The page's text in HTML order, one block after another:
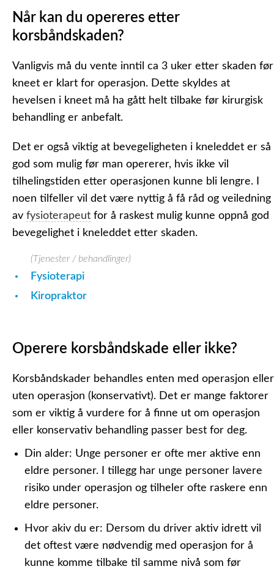
Når kan du opereres etter
korsbåndskaden?
Vanligvis må du vente inntil ca 3 uker etter skaden før
kneet er klart for operasjon. Dette skyldes at
hevelsen i kneet må ha gått helt tilbake før kirurgisk
behandling er anbefalt.
Det er også viktig at bevegeligheten i kneleddet er så
god som mulig før man opererer, hvis ikke vil
tilhelingstiden etter operasjonen kunne bli lengre. I
noen tilfeller vil det være nyttig å få råd og veiledning
av fysioterapeut for å raskest mulig kunne oppnå god
bevegelighet i kneleddet etter skaden.
(Tjenester / behandlinger)
Fysioterapi
Kiropraktor
Operere korsbåndskade eller ikke?
Korsbåndskader behandles enten med operasjon eller
uten operasjon (konservativt). Det er mange faktorer
som er viktig å vurdere for å finne ut om operasjon
eller konservativ behandling passer best for deg.
Din alder: Unge personer er ofte mer aktive enn
eldre personer. I tillegg har unge personer lavere
risiko under operasjon og tilheler ofte raskere enn
eldre personer.
Hvor akiv du er: Dersom du driver aktiv idrett vil
det oftest være nødvendig med operasjon for å
kunne komme tilbake til samme nivå som før